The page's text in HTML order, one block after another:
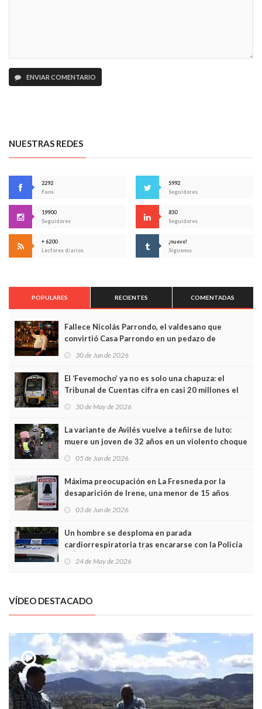
ENVIAR COMENTARIO
NUESTRAS REDES
2292
Fans
5992
Seguidores
19900
Seguidores
830
Seguidores
+ 6200
Lectores diarios
¡nuevo!
Síguenos
POPULARES RECIENTES COMENTADAS
Fallece Nicolás Parrondo, el valdesano que
convirtió Casa Parrondo en un pedazo de
30 de Jun de 2026
El ‘Fevemocho’ ya no es solo una chapuza: el
Tribunal de Cuentas cifra en casi 20 millones el
30 de May de 2026
La variante de Avilés vuelve a teñirse de luto:
muere un joven de 32 años en un violento choque
05 de Jun de 2026
Máxima preocupación en La Fresneda por la
desaparición de Irene, una menor de 15 años
03 de Jun de 2026
Un hombre se desploma en parada
cardiorrespiratoria tras encararse con la Policía
24 de May de 2026
VÍDEO DESTACADO